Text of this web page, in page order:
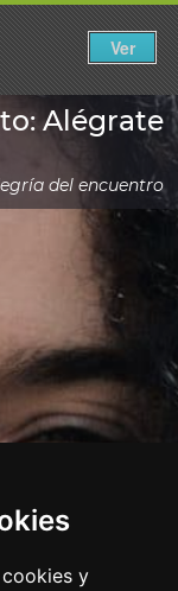
y
Ver
Alégrate
del encuentro